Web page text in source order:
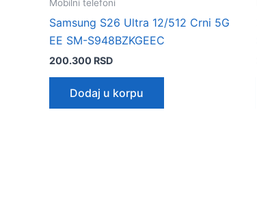
Mobilni telefoni
Samsung S26 Ultra 12/512 Crni 5G
EE SM-S948BZKGEEC
200.300 RSD
Dodaj u korpu